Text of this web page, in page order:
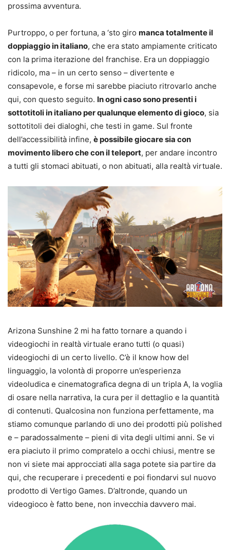
prossima avventura.
Purtroppo, o per fortuna, a ‘sto giro manca totalmente il
doppiaggio in italiano, che era stato ampiamente criticato
con la prima iterazione del franchise. Era un doppiaggio
ridicolo, ma – in un certo senso – divertente e
consapevole, e forse mi sarebbe piaciuto ritrovarlo anche
qui, con questo seguito. In ogni caso sono presenti i
sottotitoli in italiano per qualunque elemento di gioco, sia
sottotitoli dei dialoghi, che testi in game. Sul fronte
dell’accessibilità infine, è possibile giocare sia con
movimento libero che con il teleport, per andare incontro
a tutti gli stomaci abituati, o non abituati, alla realtà virtuale.
Arizona Sunshine 2 mi ha fatto tornare a quando i
videogiochi in realtà virtuale erano tutti (o quasi)
videogiochi di un certo livello. C’è il know how del
linguaggio, la volontà di proporre un’esperienza
videoludica e cinematografica degna di un tripla A, la voglia
di osare nella narrativa, la cura per il dettaglio e la quantità
di contenuti. Qualcosina non funziona perfettamente, ma
stiamo comunque parlando di uno dei prodotti più polished
e – paradossalmente – pieni di vita degli ultimi anni. Se vi
era piaciuto il primo compratelo a occhi chiusi, mentre se
non vi siete mai approcciati alla saga potete sia partire da
qui, che recuperare i precedenti e poi fiondarvi sul nuovo
prodotto di Vertigo Games. D’altronde, quando un
videogioco è fatto bene, non invecchia davvero mai.